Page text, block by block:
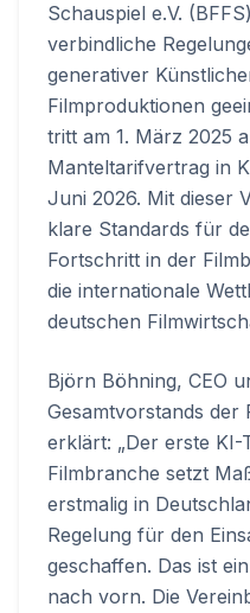
Schauspiel e.V.
verbindliche
generativer
Filmproduktionen
tritt am 1. März 2025
Manteltarifvertrag in
Juni 2026. Mit dieser
klare Standards für
Fortschritt in der
die internationale
deutschen
Björn Böhning, CEO
Gesamtvorstands der
erklärt: „Der erste
Filmbranche setzt
erstmalig in
Regelung für den
geschaffen. Das ist
nach vorn. Die